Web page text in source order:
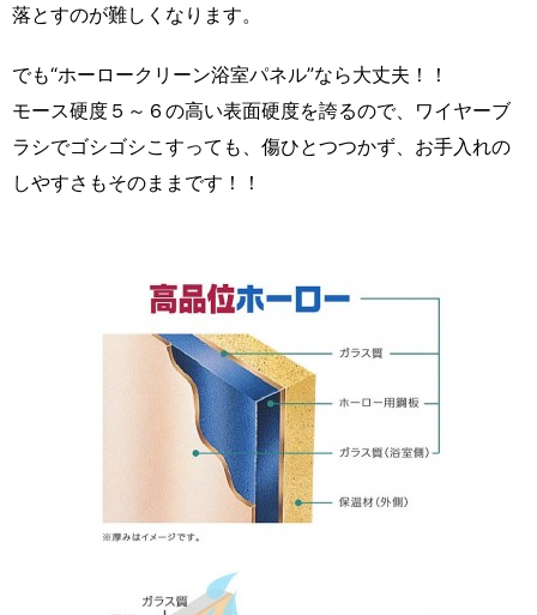
落とすのが難しくなります。
でも“ホーロークリーン浴室パネル”なら大丈夫！！
モース硬度５～６の高い表面硬度を誇るので、ワイヤーブ
ラシでゴシゴシこすっても、傷ひとつつかず、お手入れの
しやすさもそのままです！！